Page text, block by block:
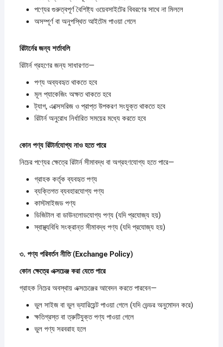
পণ্যের গুরুত্বপূর্ণ বৈশিষ্ট্য ওয়েবসাইটের বিবরণের সাথে না মিললে
অসম্পূর্ণ বা অনুপস্থিত আইটেম পাওয়া গেলে
রিটার্নেরজন্যশর্তাবলি
রিটার্ন গ্রহণের জন্য সাধারণত—
পণ্য অব্যবহৃত থাকতে হবে
মূল প্যাকেজিং অক্ষত থাকতে হবে
ট্যাগ, এক্সেসরিজ ও প্রাপ্ত উপকরণ সংযুক্ত থাকতে হবে
রিটার্ন অনুরোধ নির্ধারিত সময়ের মধ্যে করতে হবে
কোনপণ্যরিটার্নযোগ্যনাওহতেপারে
নিচের পণ্যের ক্ষেত্রে রিটার্ন সীমাবদ্ধ বা অগ্রহণযোগ্য হতে পারে—
গ্রাহক কর্তৃক ব্যবহৃত পণ্য
ব্যক্তিগত ব্যবহারযোগ্য পণ্য
কাস্টমাইজড পণ্য
ডিজিটাল বা ডাউনলোডযোগ্য পণ্য (যদি প্রযোজ্য হয়)
স্বাস্থ্যবিধি সংক্রান্ত সীমাবদ্ধ পণ্য (যদি প্রযোজ্য হয়)
৩. পণ্যপরিবর্তননীতি (Exchange Policy)
কোনক্ষেত্রেএক্সচেঞ্জ করাযেতেপারে
গ্রাহক নিচের অবস্থায় এক্সচেঞ্জের আবেদন করতে পারবেন—
ভুল সাইজ বা ভুল ভ্যারিয়েন্ট পাওয়া গেলে (যদি ভেন্ডর অনুমোদন করে)
ক্ষতিগ্রস্ত বা ত্রুটিযুক্ত পণ্য পাওয়া গেলে
ভুল পণ্য সরবরাহ হলে